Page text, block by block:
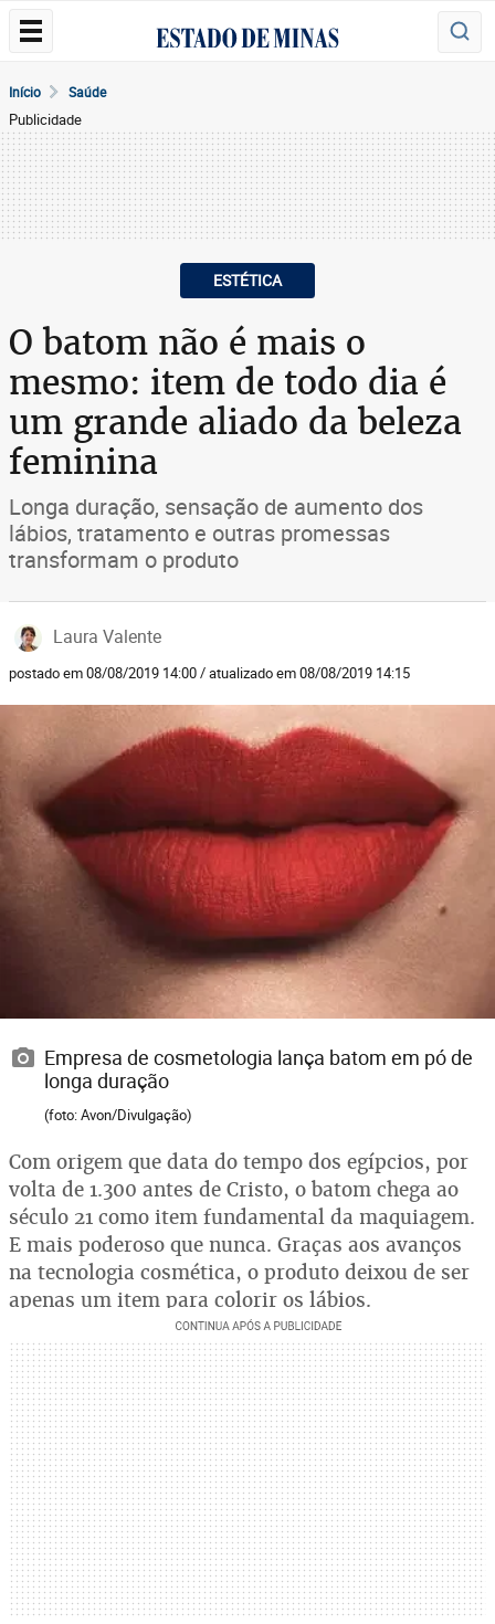
Início Saúde
Publicidade
ESTÉTICA
O batom não é mais o
mesmo: item de todo dia é
um grande aliado da beleza
feminina
Longa duração, sensação de aumento dos
lábios, tratamento e outras promessas
transformam o produto
Laura Valente
postado em 08/08/2019 14:00 / atualizado em 08/08/2019 14:15
Empresa de cosmetologia lança batom em pó de
longa duração
(foto: Avon/Divulgação)
Com origem que data do tempo dos egípcios, por
volta de 1.300 antes de Cristo, o batom chega ao
século 21 como item fundamental da maquiagem.
E mais poderoso que nunca. Graças aos avanços
na tecnologia cosmética, o produto deixou de ser
apenas um item para colorir os lábios.